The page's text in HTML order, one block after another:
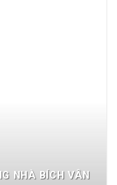
NHÀ BÍCH VÂN